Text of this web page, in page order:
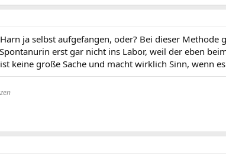
ja selbst aufgefangen, oder? Bei dieser
erst gar nicht ins Labor, weil der eben
keine große Sache und macht wirklich Sinn, wenn